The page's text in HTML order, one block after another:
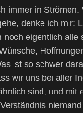
immer in Strömen.
denke ich mir:
noch eigentlich alle
ist so schwer
wir uns bei aller
sind, und mit